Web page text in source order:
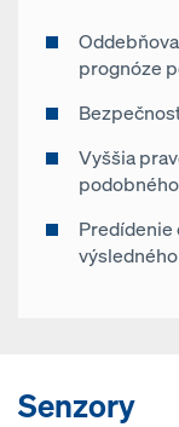
prognóze
Vyššia
Predídenie
Senzory